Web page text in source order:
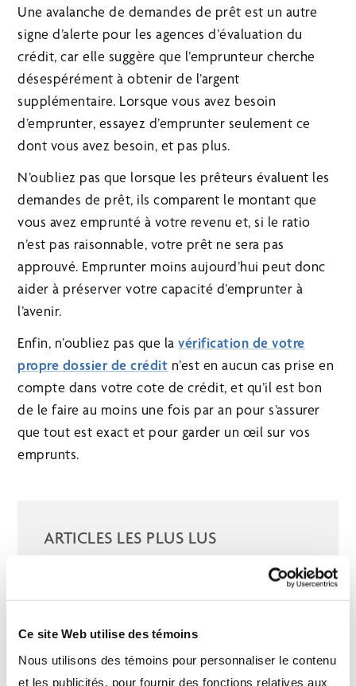
Ce site Web utilise des témoins
Nous utilisons des témoins pour personnaliser le contenu
et les publicités, pour fournir des fonctions relatives aux
Une avalanche de demandes de prêt est un autre
signe d’alerte pour les agences d’évaluation du
crédit, car elle suggère que l’emprunteur cherche
désespérément à obtenir de l’argent
supplémentaire. Lorsque vous avez besoin
d’emprunter, essayez d’emprunter seulement ce
dont vous avez besoin, et pas plus.
N’oubliez pas que lorsque les prêteurs évaluent les
demandes de prêt, ils comparent le montant que
vous avez emprunté à votre revenu et, si le ratio
n’est pas raisonnable, votre prêt ne sera pas
approuvé. Emprunter moins aujourd’hui peut donc
aider à préserver votre capacité d’emprunter à
l’avenir.
Enfin, n’oubliez pas que lavérification de votre
propre dossier de crédit n’est en aucun cas prise en
compte dans votre cote de crédit, et qu’il est bon
de le faire au moins une fois par an pour s’assurer
que tout est exact et pour garder un œil sur vos
emprunts.
ARTICLES LES PLUS LUS
des prestations du RPC/RRQ et de la PSV?
temps est votre allié
Les REER représentent-ils toujours le